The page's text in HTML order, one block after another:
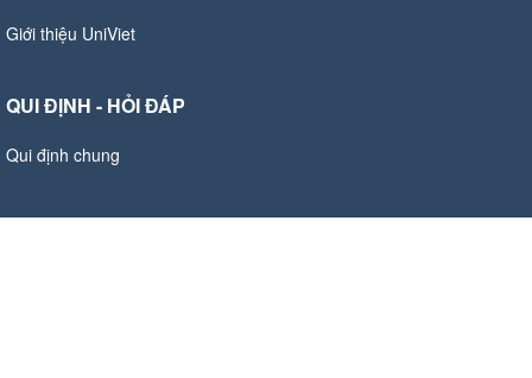
Giới thiệu UniViet
QUI ĐỊNH - HỎI ĐÁP
Qui định chung